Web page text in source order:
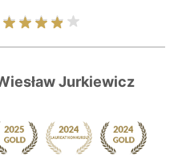
Jurkiewicz